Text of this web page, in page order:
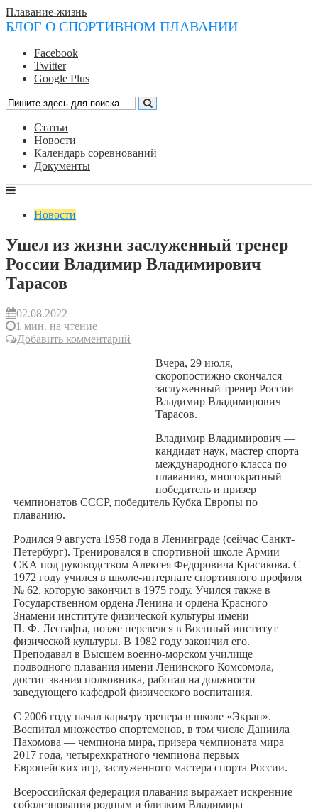
Плавание-жизнь
БЛОГ О СПОРТИВНОМ ПЛАВАНИИ
Facebook
Twitter
Google Plus
Статьи
Новости
Календарь соревнований
Документы
Новости
Ушел из жизни заслуженный тренер
России Владимир Владимирович
Тарасов
02.08.2022
1 мин. на чтение
Добавить комментарий
Вчера, 29 июля,
скоропостижно скончался
заслуженный тренер России
Владимир Владимирович
Тарасов.
Владимир Владимирович —
кандидат наук, мастер спорта
международного класса по
плаванию, многократный
победитель и призер
чемпионатов СССР, победитель Кубка Европы по
плаванию.
Родился 9 августа 1958 года в Ленинграде (сейчас Санкт-
Петербург). Тренировался в спортивной школе Армии
СКА под руководством Алексея Федоровича Красикова. С
1972 году учился в школе-интернате спортивного профиля
№ 62, которую закончил в 1975 году. Учился также в
Государственном ордена Ленина и ордена Красного
Знамени институте физической культуры имени
П. Ф. Лесгафта, позже перевелся в Военный институт
физической культуры. В 1982 году закончил его.
Преподавал в Высшем военно-морском училище
подводного плавания имени Ленинского Комсомола,
достиг звания полковника, работал на должности
заведующего кафедрой физического воспитания.
С 2006 году начал карьеру тренера в школе «Экран».
Воспитал множество спортсменов, в том числе Даниила
Пахомова — чемпиона мира, призера чемпионата мира
2017 года, четырехкратного чемпиона первых
Европейских игр, заслуженного мастера спорта России.
Всероссийская федерация плавания выражает искренние
соболезнования родным и близким Владимира